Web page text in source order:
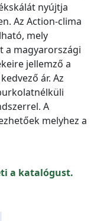
nyújtja
Az Action-clima
mely
a magyarországi
jellemző a
ár. Az
A
melyhez a
a katalógust.